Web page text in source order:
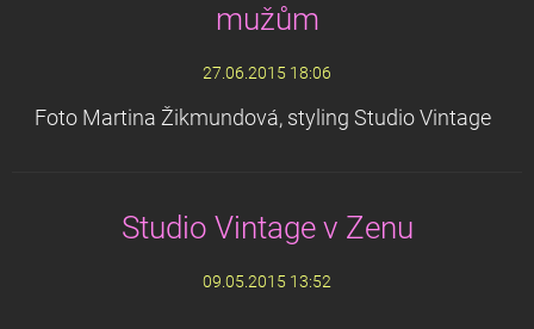
mužům
27.06.2015 18:06
Foto Martina Žikmundová, styling Studio Vintage
Studio Vintage v Zenu
09.05.2015 13:52